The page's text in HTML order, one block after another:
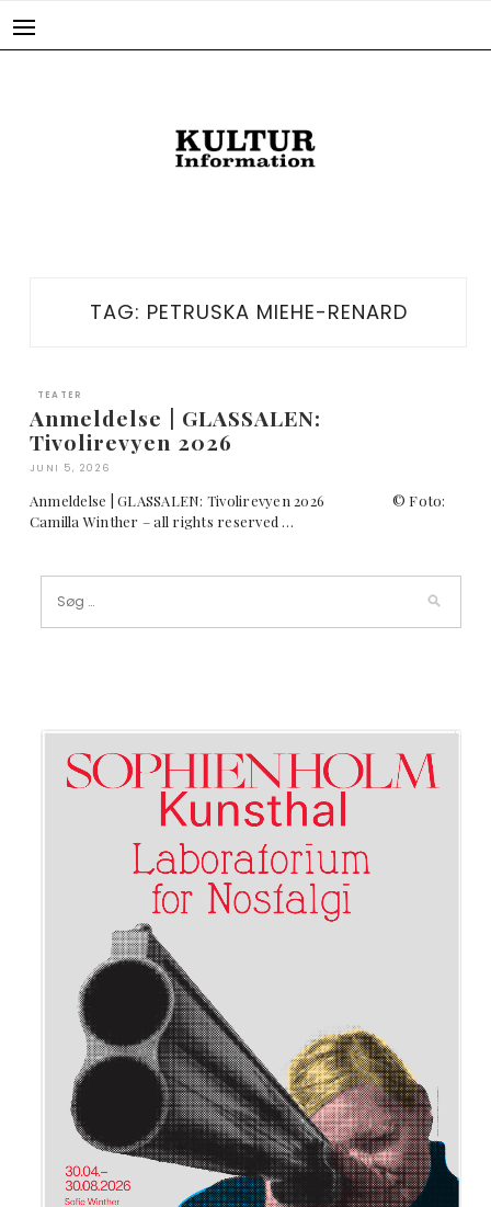
TAG: PETRUSKA MIEHE-RENARD
TEATER
Anmeldelse | GLASSALEN:
Tivolirevyen 2026
JUNI 5, 2026
Anmeldelse | GLASSALEN: Tivolirevyen 2026 © Foto:
Camilla Winther – all rights reserved …